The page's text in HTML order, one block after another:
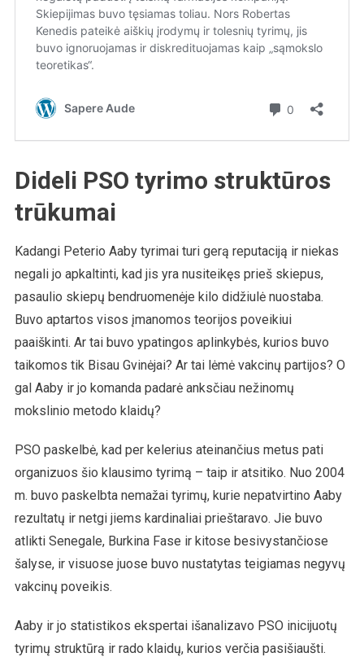
Dideli PSO tyrimo struktūros
trūkumai
Kadangi Peterio Aaby tyrimai turi gerą reputaciją ir niekas
negali jo apkaltinti, kad jis yra nusiteikęs prieš skiepus,
pasaulio skiepų bendruomenėje kilo didžiulė nuostaba.
Buvo aptartos visos įmanomos teorijos poveikiui
paaiškinti. Ar tai buvo ypatingos aplinkybės, kurios buvo
taikomos tik Bisau Gvinėjai? Ar tai lėmė vakcinų partijos? O
gal Aaby ir jo komanda padarė anksčiau nežinomų
mokslinio metodo klaidų?
PSO paskelbė, kad per kelerius ateinančius metus pati
organizuos šio klausimo tyrimą – taip ir atsitiko. Nuo 2004
m. buvo paskelbta nemažai tyrimų, kurie nepatvirtino Aaby
rezultatų ir netgi jiems kardinaliai prieštaravo. Jie buvo
atlikti Senegale, Burkina Fase ir kitose besivystančiose
šalyse, ir visuose juose buvo nustatytas teigiamas negyvų
vakcinų poveikis.
Aaby ir jo statistikos ekspertai išanalizavo PSO inicijuotų
tyrimų struktūrą ir rado klaidų, kurios verčia pasišiaušti.